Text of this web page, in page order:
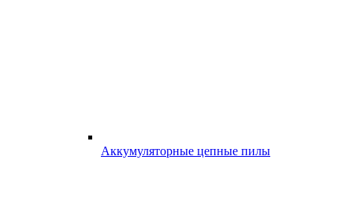
Аккумуляторные цепные пилы